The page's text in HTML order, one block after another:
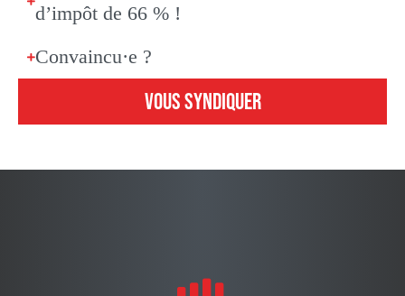
d’impôt de 66 % !
Convaincu·e ?
VOUS SYNDIQUER